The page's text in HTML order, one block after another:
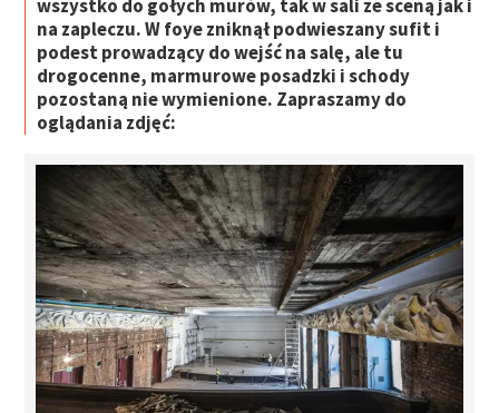
wszystko do gołych murów, tak w sali ze sceną jak i
na zapleczu. W foye zniknął podwieszany sufit i
podest prowadzący do wejść na salę, ale tu
drogocenne, marmurowe posadzki i schody
pozostaną nie wymienione. Zapraszamy do
oglądania zdjęć: